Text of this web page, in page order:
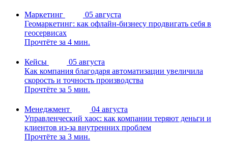
Маркетинг
05 августа
Геомаркетинг: как офлайн-бизнесу продвигать себя в
геосервисах
Прочтёте за 4 мин.
Кейсы
05 августа
Как компания благодаря автоматизации увеличила
скорость и точность производства
Прочтёте за 5 мин.
Менеджмент
04 августа
Управленческий хаос: как компании теряют деньги и
клиентов из-за внутренних проблем
Прочтёте за 3 мин.